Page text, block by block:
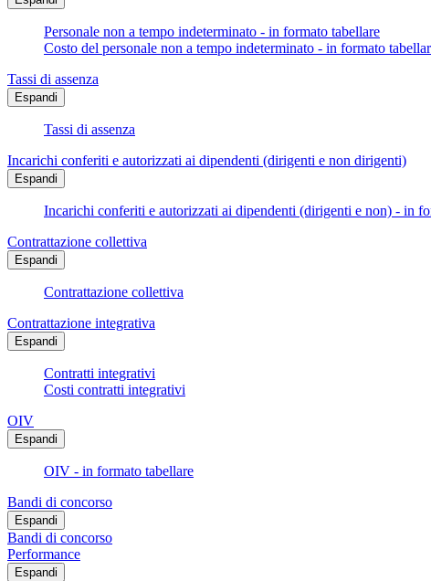
Personale non a tempo indeterminato - in formato tabellare
Costo del personale non a tempo indeterminato - in formato
Tassi di assenza
Espandi
Tassi di assenza
Incarichi conferiti e autorizzati ai dipendenti (dirigenti e non dirigenti)
Espandi
Incarichi conferiti e autorizzati ai dipendenti (dirigenti e non) - in
Contrattazione collettiva
Espandi
Contrattazione collettiva
Contrattazione integrativa
Espandi
Contratti integrativi
Costi contratti integrativi
OIV
Espandi
OIV - in formato tabellare
Bandi di concorso
Espandi
Bandi di concorso
Performance
Espandi